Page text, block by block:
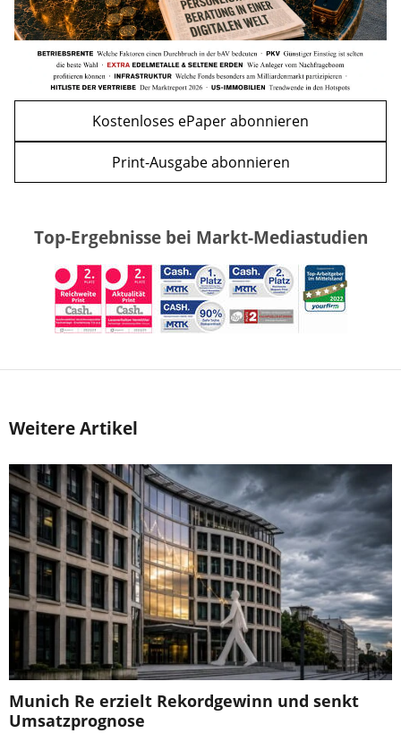
Kostenloses ePaper abonnieren
Print-Ausgabe abonnieren
Top-Ergebnisse bei Markt-Mediastudien
Weitere Artikel
Munich Re erzielt Rekordgewinn und senkt
Umsatzprognose